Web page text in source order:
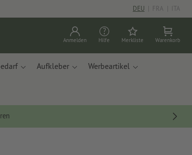
DEU | FRA | ITA
Anmelden Hilfe Merkliste Warenkorb
Aufkleber Werbeartikel